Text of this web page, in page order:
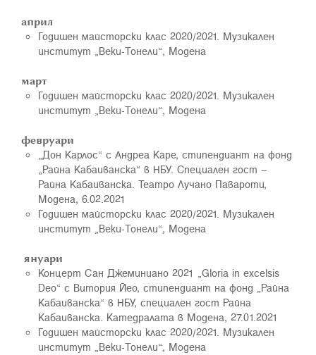
април
Годишен майсторски клас 2020/2021. Музикален
институт „Веки-Тонели“, Модена
март
Годишен майсторски клас 2020/2021. Музикален
институт „Веки-Тонели“, Модена
февруари
„Дон Карлос“ с Андреа Каре, стипендиант на фонд
„Райна Кабаиванска“ в НБУ. Специален гост –
Райна Кабаиванска. Театро Лучано Павароти,
Модена, 6.02.2021
Годишен майсторски клас 2020/2021. Музикален
институт „Веки-Тонели“, Модена
януари
Концерт Сан Джеминиано 2021 „Gloria in excelsis
Deo“ с Витория Йео, стипендиант на фонд „Райна
Кабаиванска“ в НБУ, специален гост Райна
Кабаиванска. Катедралата в Модена, 27.01.2021
Годишен майсторски клас 2020/2021. Музикален
институт „Веки-Тонели“, Модена